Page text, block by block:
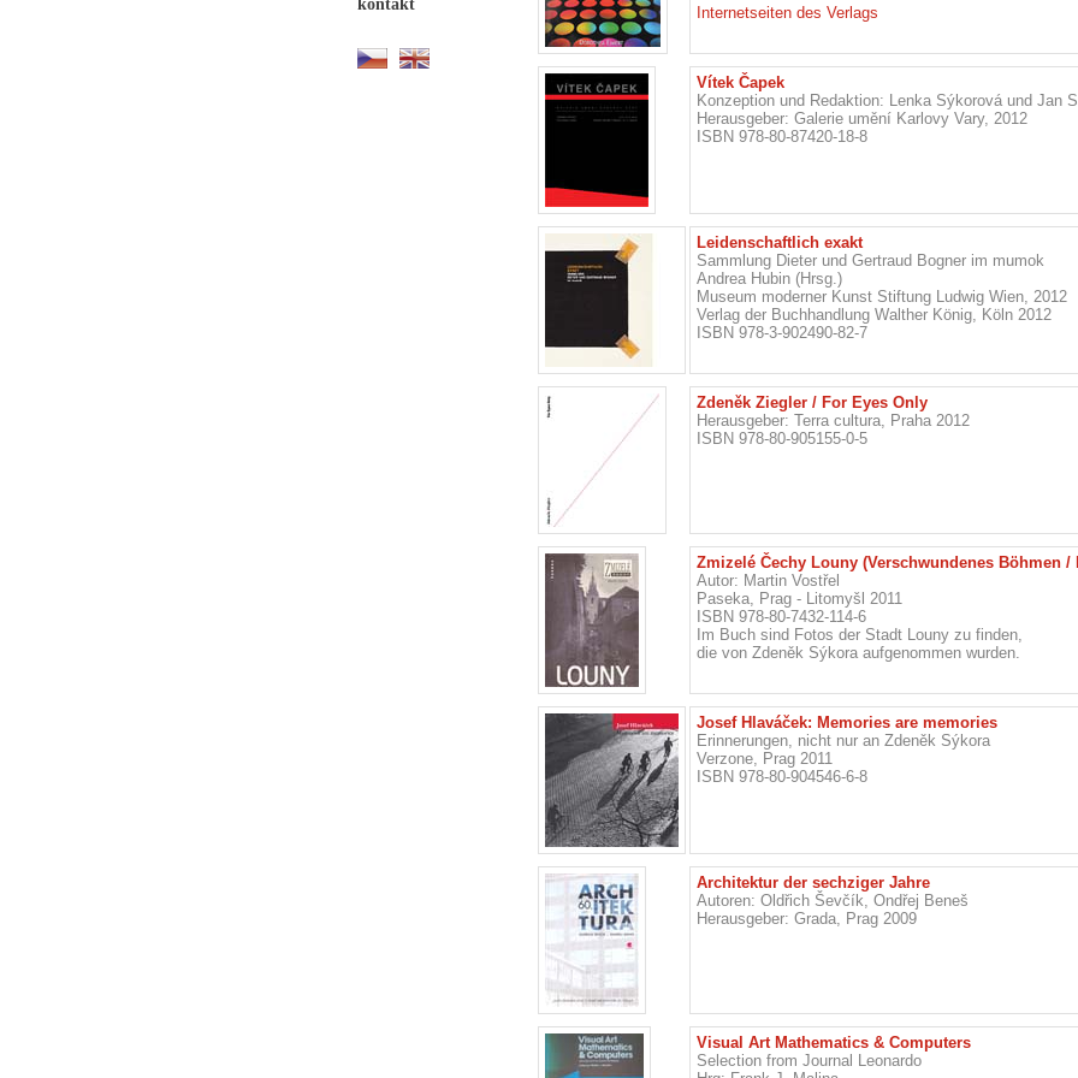
kontakt
Internetseiten des Verlags
Vítek Čapek
Konzeption und Redaktion: Lenka Sýkorová und Jan
Herausgeber: Galerie umění Karlovy Vary, 2012
ISBN 978-80-87420-18-8
Leidenschaftlich exakt
Sammlung Dieter und Gertraud Bogner im mumok
Andrea Hubin (Hrsg.)
Museum moderner Kunst Stiftung Ludwig Wien, 2012
Verlag der Buchhandlung Walther König, Köln 2012
ISBN 978-3-902490-82-7
Zdeněk Ziegler / For Eyes Only
Herausgeber: Terra cultura, Praha 2012
ISBN 978-80-905155-0-5
Zmizelé Čechy Louny (Verschwundenes Böhmen /
Autor: Martin Vostřel
Paseka, Prag - Litomyšl 2011
ISBN 978-80-7432-114-6
Im Buch sind Fotos der Stadt Louny zu finden,
die von Zdeněk Sýkora aufgenommen wurden.
Josef Hlaváček: Memories are memories
Erinnerungen, nicht nur an Zdeněk Sýkora
Verzone, Prag 2011
ISBN 978-80-904546-6-8
Architektur der sechziger Jahre
Autoren: Oldřich Ševčík, Ondřej Beneš
Herausgeber: Grada, Prag 2009
Visual Art Mathematics & Computers
Selection from Journal Leonardo